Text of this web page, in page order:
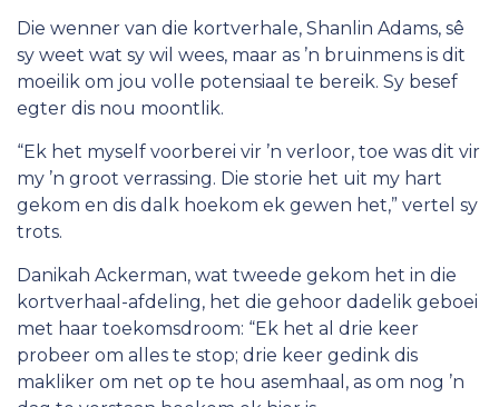
Die wenner van die kortverhale, Shanlin Adams, sê
sy weet wat sy wil wees, maar as ’n bruinmens is dit
moeilik om jou volle potensiaal te bereik. Sy besef
egter dis nou moontlik.
“Ek het myself voorberei vir ’n verloor, toe was dit vir
my ’n groot verrassing. Die storie het uit my hart
gekom en dis dalk hoekom ek gewen het,” vertel sy
trots.
Danikah Ackerman, wat tweede gekom het in die
kortverhaal-afdeling, het die gehoor dadelik geboei
met haar toekomsdroom: “Ek het al drie keer
probeer om alles te stop; drie keer gedink dis
makliker om net op te hou asemhaal, as om nog ’n